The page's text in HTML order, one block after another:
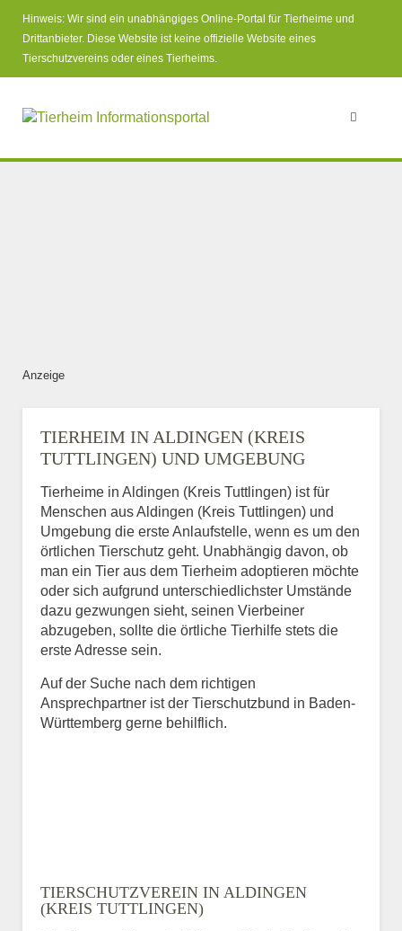
Hinweis: Wir sind ein unabhängiges Online-Portal für Tierheime und
Drittanbieter. Diese Website ist keine offizielle Website eines
Tierschutzvereins oder eines Tierheims.
Anzeige
TIERHEIM IN ALDINGEN (KREIS
TUTTLINGEN) UND UMGEBUNG
Tierheime in Aldingen (Kreis Tuttlingen) ist für
Menschen aus Aldingen (Kreis Tuttlingen) und
Umgebung die erste Anlaufstelle, wenn es um den
örtlichen Tierschutz geht. Unabhängig davon, ob
man ein Tier aus dem Tierheim adoptieren möchte
oder sich aufgrund unterschiedlichster Umstände
dazu gezwungen sieht, seinen Vierbeiner
abzugeben, sollte die örtliche Tierhilfe stets die
erste Adresse sein.
Auf der Suche nach dem richtigen
Ansprechpartner ist der Tierschutzbund in Baden-
Württemberg gerne behilflich.
TIERSCHUTZVEREIN IN ALDINGEN
(KREIS TUTTLINGEN)